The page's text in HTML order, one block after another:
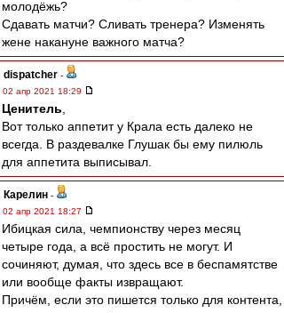
молодёжь?
Сдавать матчи? Сливать тренера? Изменять
жене накануне важного матча?
dispatcher -
02 апр 2021 18:29
Ценитель
Вот только аппетит у Крала есть далеко не
всегда. В раздевалке Глушак бы ему пилюль
для аппетита выписывал.
Карелин -
02 апр 2021 18:27
Ибицкая сила, чемпионству через месяц
четыре года, а всё простить не могут. И
сочиняют, думая, что здесь все в беспамятстве
или вообще факты извращают.
Причём, если это пишется только для контента,